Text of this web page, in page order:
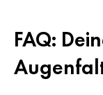
FAQ: